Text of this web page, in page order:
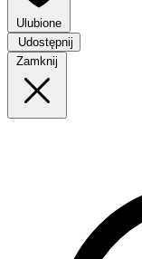
Ulubione
Udostępnij
Zamknij